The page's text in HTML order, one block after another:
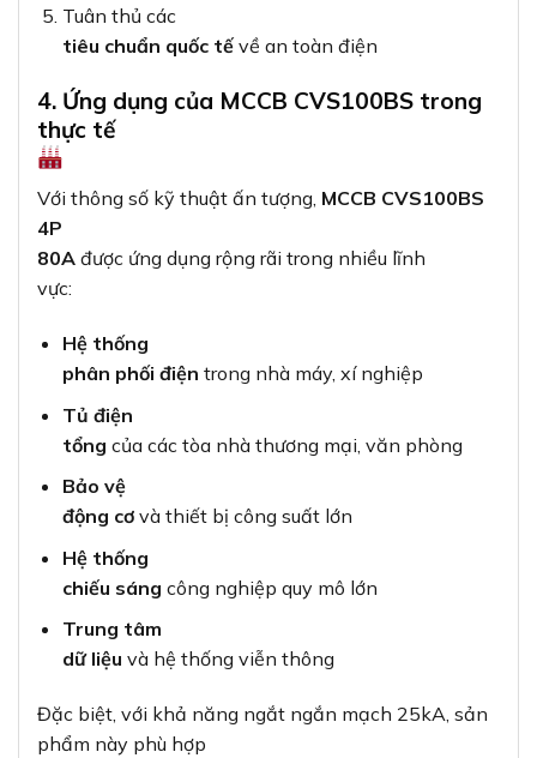
Tuân thủ các
tiêu chuẩn quốc tếvề an toàn điện
4. Ứng dụng của MCCB CVS100BS trong
thực tế
Với thông số kỹ thuật ấn tượng, MCCB CVS100BS
4P
80A được ứng dụng rộng rãi trong nhiều lĩnh
vực:
Hệ thống
phân phối điện trong nhà máy, xí nghiệp
Tủ điện
tổng của các tòa nhà thương mại, văn phòng
Bảo vệ
động cơvà thiết bị công suất lớn
Hệ thống
chiếu sáng công nghiệp quy mô lớn
Trung tâm
dữ liệu và hệ thống viễn thông
Đặc biệt, với khả năng ngắt ngắn mạch 25kA, sản
phẩm này phù hợp